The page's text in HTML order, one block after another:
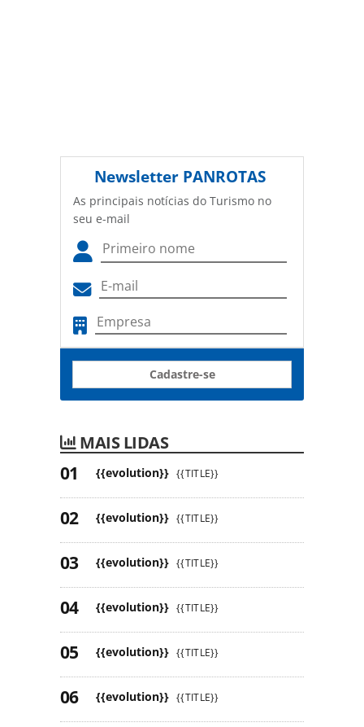
Newsletter PANROTAS
As principais notícias do Turismo no
seu e-mail
Cadastre-se
MAIS LIDAS
{{evolution}} {{TITLE}}
{{evolution}} {{TITLE}}
{{evolution}} {{TITLE}}
{{evolution}} {{TITLE}}
{{evolution}} {{TITLE}}
{{evolution}} {{TITLE}}